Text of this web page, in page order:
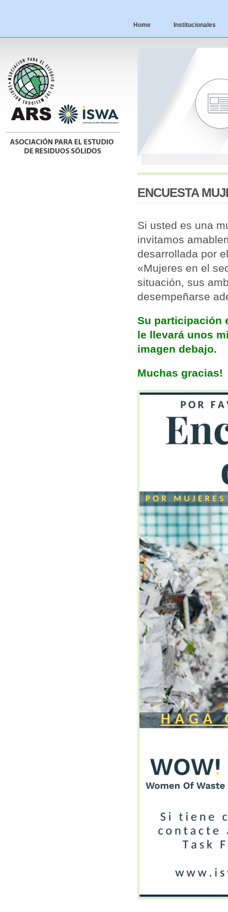
Home Institucionales
ENCUESTA
Si usted es una
invitamos
desarrollada por
«Mujeres en el
situación, sus
desempeñarse
Su participación
le llevará unos
imagen debajo.
Muchas gracias!